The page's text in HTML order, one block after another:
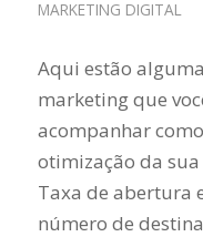
MARKETING DIGITAL
Aqui estão
marketing que
acompanhar
otimização da
Taxa de abertura
número de